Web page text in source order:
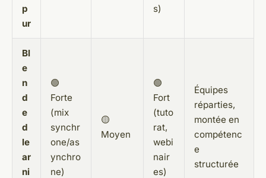
p
ur
s)
Bl
e
n
d
e
d
le
ar
ni
🟢
Forte
(mix
synchr
one/as
ynchro
ne)
🟡
Moyen
🟢
Fort
(tuto
rat,
webi
nair
es)
Équipes
réparties,
montée en
compétenc
e
structurée